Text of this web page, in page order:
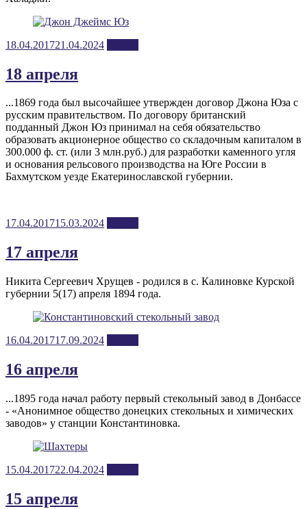
Posted
18.04.201721.04.2024
18 апреля
...1869 года был высочайшее утвержден договор Джона Юза с
русским правительством. По договору британский
подданный Джон Юз принимал на себя обязательство
образовать акционерное общество со складочным капиталом в
300.000 ф. ст. (или 3 млн.руб.) для разработки каменного угля
и основания рельсового производства на Юге России в
Бахмутском уезде Екатеринославской губернии.
Posted
17.04.201715.03.2024
17 апреля
Никита Сергеевич Хрущев - родился в с. Калиновке Курской
губернии 5(17) апреля 1894 года.
Posted
16.04.201717.09.2024
16 апреля
...1895 года начал работу первый стекольный завод в Донбассе
- «Анонимное общество донецких стекольных и химических
заводов» у станции Константиновка.
Posted
15.04.201722.04.2024
15 апреля